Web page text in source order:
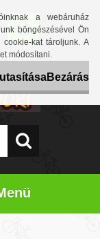
a webáruház
böngészésével Ön
kat tároljunk. A
módosítani.
Bezárás